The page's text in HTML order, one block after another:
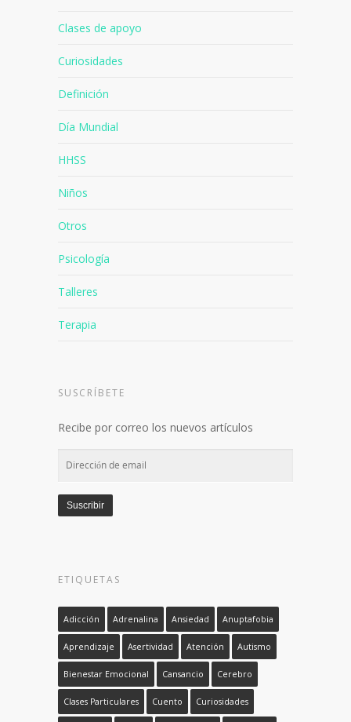
Clases de apoyo
Curiosidades
Definición
Día Mundial
HHSS
Niños
Otros
Psicología
Talleres
Terapia
SUSCRÍBETE
Recibe por correo los nuevos artículos
email
Suscribir
ETIQUETAS
Adicción Adrenalina Ansiedad Anuptafobia
Aprendizaje Asertividad Atención Autismo
Bienestar Emocional Cansancio Cerebro
Clases Particulares Cuento Curiosidades